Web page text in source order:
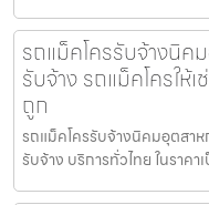
รถแม็คโครรับจ้างนิ
รับจ้าง รถแม็คโครให้
ถูก
รถแม็คโครรับจ้างนิคมอุตสาห
รับจ้าง บริการทั่วไทย ในราค